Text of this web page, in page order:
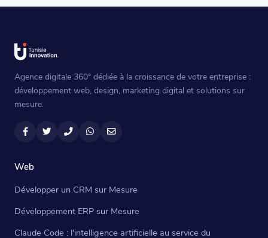
Agence digitale 360° dédiée à la croissance de votre entreprise :
développement web, design, marketing digital et solutions sur
mesure.
FacebookTwitterTéléphoneWhatsApp
Email
Web
Développer un CRM sur Mesure
Développement ERP sur Mesure
Claude Code : l'intelligence artificielle au service du